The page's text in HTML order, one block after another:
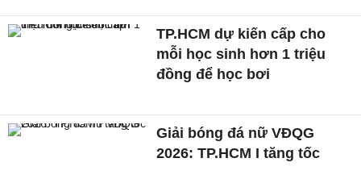
TP.HCM dự kiến cấp cho
mỗi học sinh hơn 1 triệu
đồng để học bơi
Giải bóng đá nữ VĐQG
2026: TP.HCM I tăng tốc